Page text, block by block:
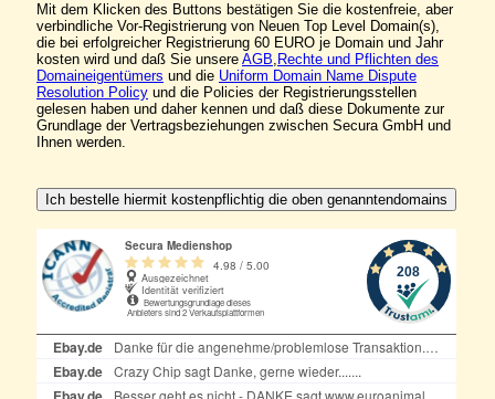
Mit dem Klicken des Buttons bestätigen Sie die kostenfreie, aber
verbindliche Vor-Registrierung von Neuen Top Level Domain(s),
die bei erfolgreicher Registrierung 60 EURO je Domain und Jahr
kosten wird und daß Sie unsere AGB, Rechte und Pflichten des
Domaineigentümers und die Uniform Domain Name Dispute
Resolution Policy und die Policies der Registrierungsstellen
gelesen haben und daher kennen und daß diese Dokumente zur
Grundlage der Vertragsbeziehungen zwischen Secura GmbH und
Ihnen werden.